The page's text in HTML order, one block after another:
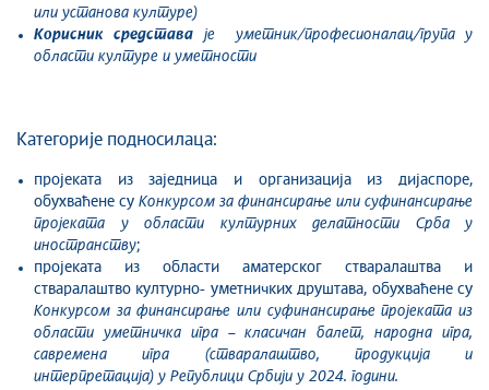
или установа културе)
Корисник средстава је уметник/професионалац/група у
области културе и уметности
Категорије подносилаца:
пројеката из заједница и организација из дијаспоре,
обухваћене су Конкурсом за финансирање или суфинансирање
проjеката у области културних делатности Срба у
иностранству;
пројеката из области аматерског стваралаштвa и
стваралаштво културно- уметничких друштава, обухваћене су
Конкурсом за финансирање или суфинансирање проjеката из
области уметничка игра – класичан балет, народна игра,
савремена игра (стваралаштво, продукција и
интерпретација) у Републици Србиjи у 2024. години.